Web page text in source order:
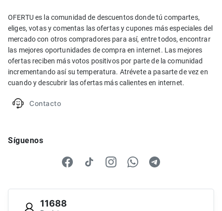
OFERTU es la comunidad de descuentos donde tú compartes,
eliges, votas y comentas las ofertas y cupones más especiales del
mercado con otros compradores para así, entre todos, encontrar
las mejores oportunidades de compra en internet. Las mejores
ofertas reciben más votos positivos por parte de la comunidad
incrementando así su temperatura. Atrévete a pasarte de vez en
cuando y descubrir las ofertas más calientes en internet.
Contacto
Síguenos
11688